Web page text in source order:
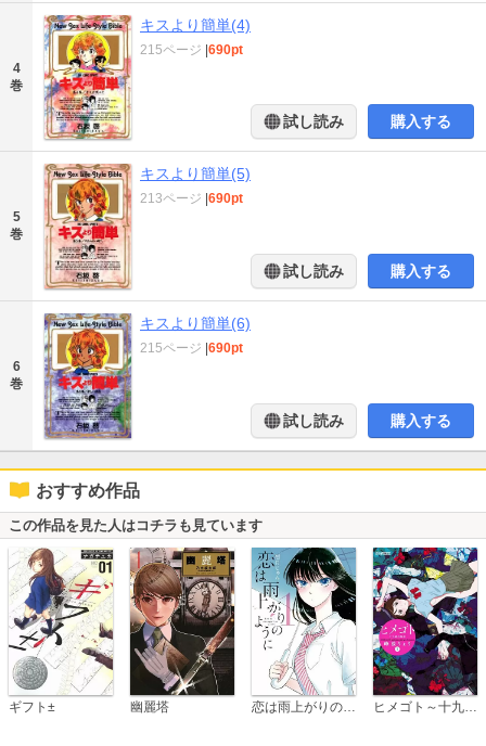
4
巻
キスより簡単(4)
215ページ 690pt
試し読み 購入する
5
巻
キスより簡単(5)
213ページ 690pt
試し読み 購入する
6
巻
キスより簡単(6)
215ページ 690pt
試し読み 購入する
おすすめ作品
この作品を見た人はコチラも見ています
ギフト± 幽麗塔 恋は雨上がりのように ヒメゴト～十九歳の制服～